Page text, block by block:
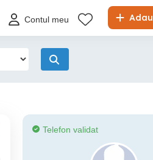
Contul meu
Telefon validat